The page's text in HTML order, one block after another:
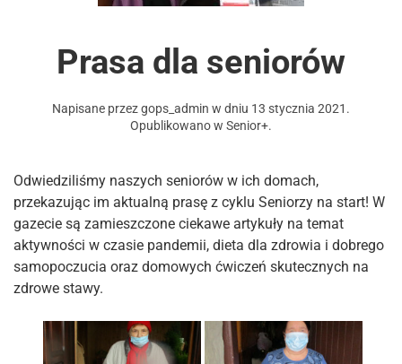
Prasa dla seniorów
Napisane przezgops_admin w dniu 13 stycznia 2021 .
Opublikowano w Senior+.
Odwiedziliśmy naszych seniorów w ich domach,
przekazując im aktualną prasę z cyklu Seniorzy na start! W
gazecie są zamieszczone ciekawe artykuły na temat
aktywności w czasie pandemii, dieta dla zdrowia i dobrego
samopoczucia oraz domowych ćwiczeń skutecznych na
zdrowe stawy.